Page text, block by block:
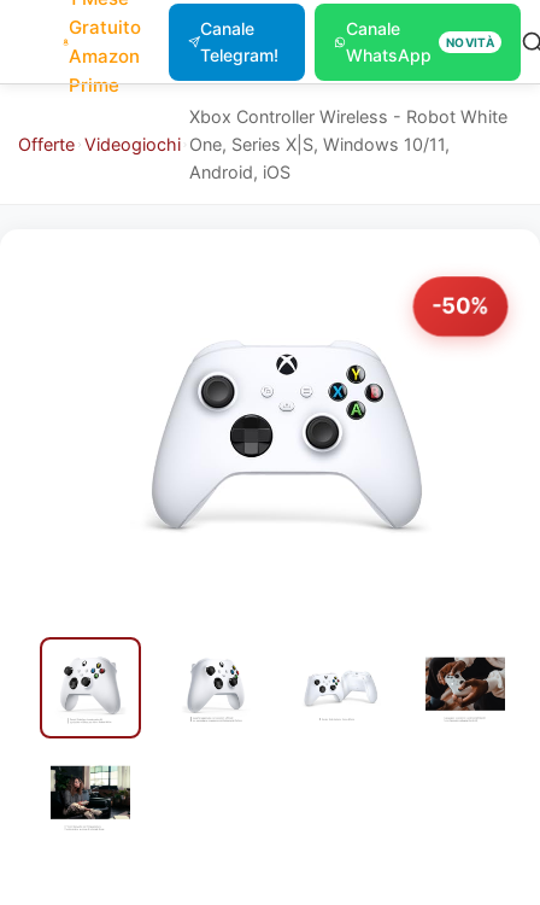
Gratuito
Amazon
Prime
Canale
Telegram!
Canale
WhatsApp
NOVITÀ
Offerte Videogiochi
Xbox Controller Wireless - Robot White
One, Series X|S, Windows 10/11,
Android, iOS
-50%